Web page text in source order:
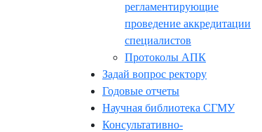
регламентирующие
проведение аккредитации
специалистов
Протоколы АПК
Задай вопрос ректору
Годовые отчеты
Научная библиотека СГМУ
Консультативно-